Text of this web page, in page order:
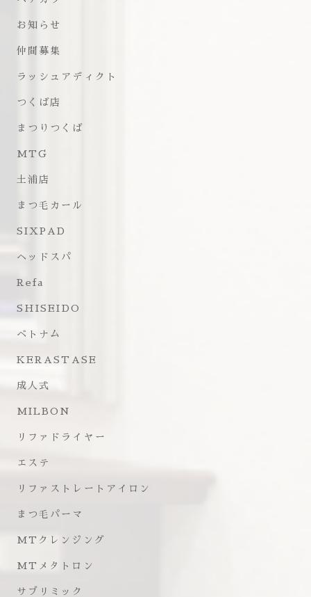
お知らせ
仲間募集
ラッシュアディクト
つくば店
まつりつくば
MTG
土浦店
まつ毛カール
SIXPAD
ヘッドスパ
Refa
SHISEIDO
ベトナム
KERASTASE
成人式
MILBON
リファドライヤー
エステ
リファストレートアイロン
まつ毛パーマ
MTクレンジング
MTメタトロン
サブリミック